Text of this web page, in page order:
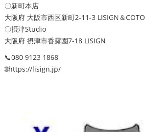
〇新町本店
大阪府 大阪市西区新町2-11-3 LISIGN＆COTO
〇摂津Studio
大阪府 摂津市香露園7-18 LISIGN
📞080 9123 1868
🌐https://lisign.jp/